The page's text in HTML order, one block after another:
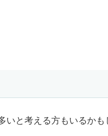
と考える方もいるかも